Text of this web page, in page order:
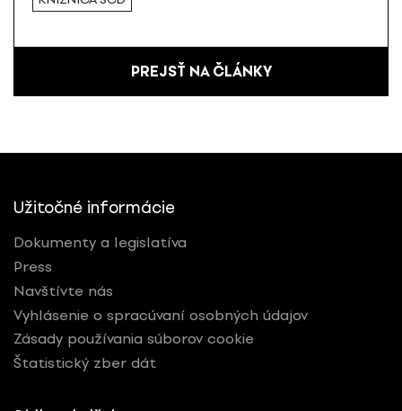
PREJSŤ NA ČLÁNKY
Užitočné informácie
Dokumenty a legislatíva
Press
Navštívte nás
Vyhlásenie o spracúvaní osobných údajov
Zásady používania súborov cookie
Štatistický zber dát